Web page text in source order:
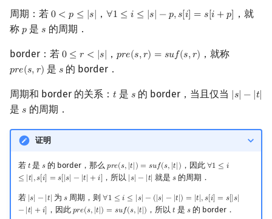
周期：若 0 < 𝑝 ≤ |𝑠|
0 <p ≤| s| ，∀1 ≤ 𝑖 ≤ |𝑠| −𝑝,𝑠[𝑖] = 𝑠[𝑖 +𝑝]
∀1≤i≤ |s|− p, [i]=s [i+p ]
，就
称 𝑝
p 是 𝑠
s 的周期．
border：若 0 ≤ 𝑟 < |𝑠|
0 ≤r <| s| ，𝑝𝑟𝑒(𝑠,𝑟) = 𝑠𝑢𝑓(𝑠,𝑟)
pre(s,r)= su f(s,r) ，就称
𝑝𝑟𝑒(𝑠,𝑟)
pre(s, r) 是 𝑠
s 的 border．
周期和 border 的关系： 𝑡
t 是 𝑠
s 的 border，当且仅当 |𝑠| − |𝑡|
|s −| |
是 𝑠
s 的周期．
证明
若 𝑡t 是𝑠
s 的 border，那么𝑝𝑟𝑒(𝑠, |𝑡|) = 𝑠𝑢𝑓(𝑠, |𝑡|)
pre(s, |t |) =s uf(s,|t| ，因此 ∀1 ≤ 𝑖
≤ |𝑡|,𝑠[𝑖] = 𝑠[|𝑠| − |𝑡| + 𝑖]
∀1≤i≤ |t
，所以 |𝑠| − |𝑡|
|s −| | 就是 𝑠
s的周期．
若 |𝑠| − |𝑡|
|s −| | 为𝑠
s 周期，则∀1 ≤ 𝑖 ≤ |𝑠| − (|𝑠| − |𝑡|) = |𝑡|,𝑠[𝑖] = 𝑠[|𝑠|
− |𝑡| + 𝑖]
∀1≤i≤ |s|− |s |−| t |) |t ,s [i ]=s [| s |− | |+ ]
，因此𝑝𝑟𝑒(𝑠, |𝑡|) = 𝑠𝑢𝑓(𝑠, |𝑡|)
pre(s, t |) =suf(s,|t|) ，所以𝑡t 是 𝑠
s的 border．